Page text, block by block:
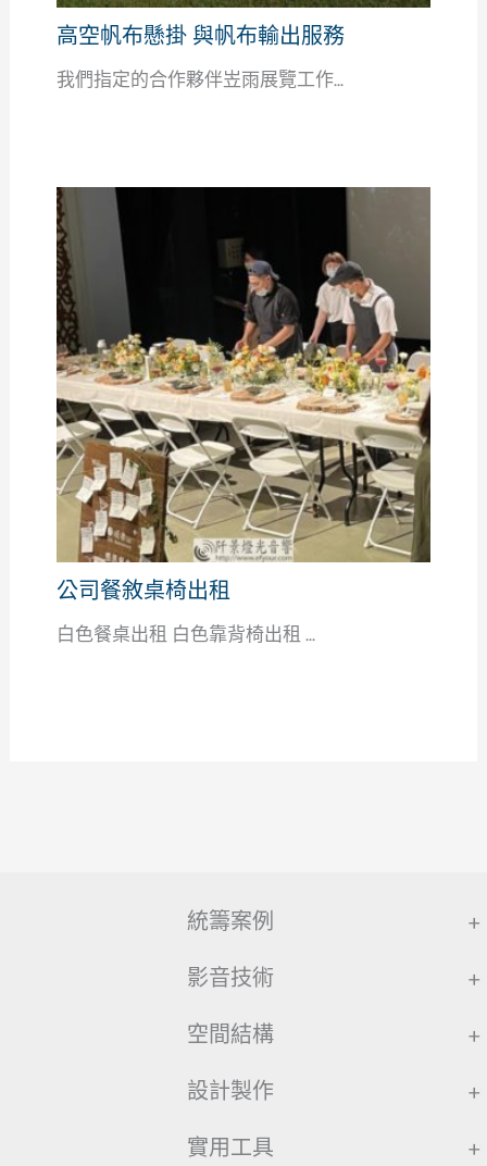
高空帆布懸掛 與帆布輸出服務
我們指定的合作夥伴岦雨展覽工作...
公司餐敘桌椅出租
白色餐桌出租 白色靠背椅出租 ...
統籌案例 +
影音技術 +
空間結構 +
設計製作 +
實用工具 +